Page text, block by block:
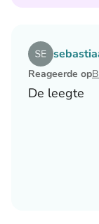
Reageerde op
De leegte
Lees het